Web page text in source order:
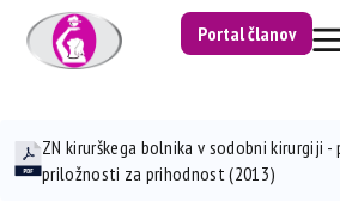
Portal članov
ZN kirurškega bolnika v sodobni kirurgiji
priložnosti za prihodnost (2013)